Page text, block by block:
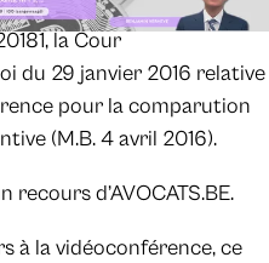
la Cour
du 29 janvier 2016 relative
pour la comparution
(M.B. 4 avril 2016).
d’AVOCATS.BE.
à la vidéoconférence, ce